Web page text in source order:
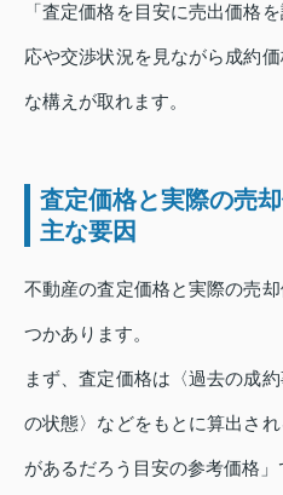
「査定価格を目安に売出価格
応や交渉状況を見ながら成約
な構えが取れます。
査定価格と実際の売
主な要因
不動産の査定価格と実際の売
つかあります。
まず、査定価格は〈過去の成
の状態〉などをもとに算出さ
があるだろう目安の参考価格」